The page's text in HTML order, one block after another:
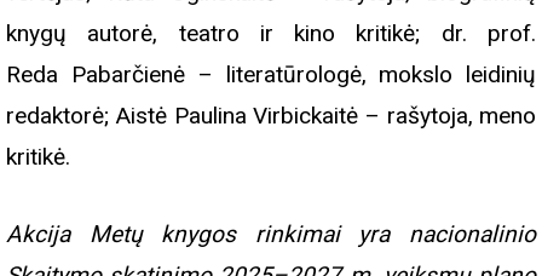
knygų autorė, teatro ir kino kritikė; dr. prof.
Reda Pabarčienė – literatūrologė, mokslo leidinių
redaktorė; Aistė Paulina Virbickaitė – rašytoja, meno
kritikė.
Akcija Metų knygos rinkimai yra nacionalinio